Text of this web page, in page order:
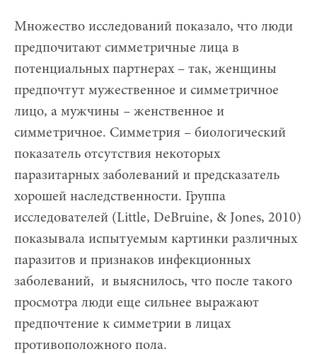
Множество исследований показало, что люди
предпочитают симметричные лица в
потенциальных партнерах – так, женщины
предпочтут мужественное и симметричное
лицо, а мужчины – женственное и
симметричное. Симметрия – биологический
показатель отсутствия некоторых
паразитарных заболеваний и предсказатель
хорошей наследственности. Группа
исследователей (Little, DeBruine, & Jones, 2010)
показывала испытуемым картинки различных
паразитов и признаков инфекционных
заболеваний, и выяснилось, что после такого
просмотра люди еще сильнее выражают
предпочтение к симметрии в лицах
противоположного пола.